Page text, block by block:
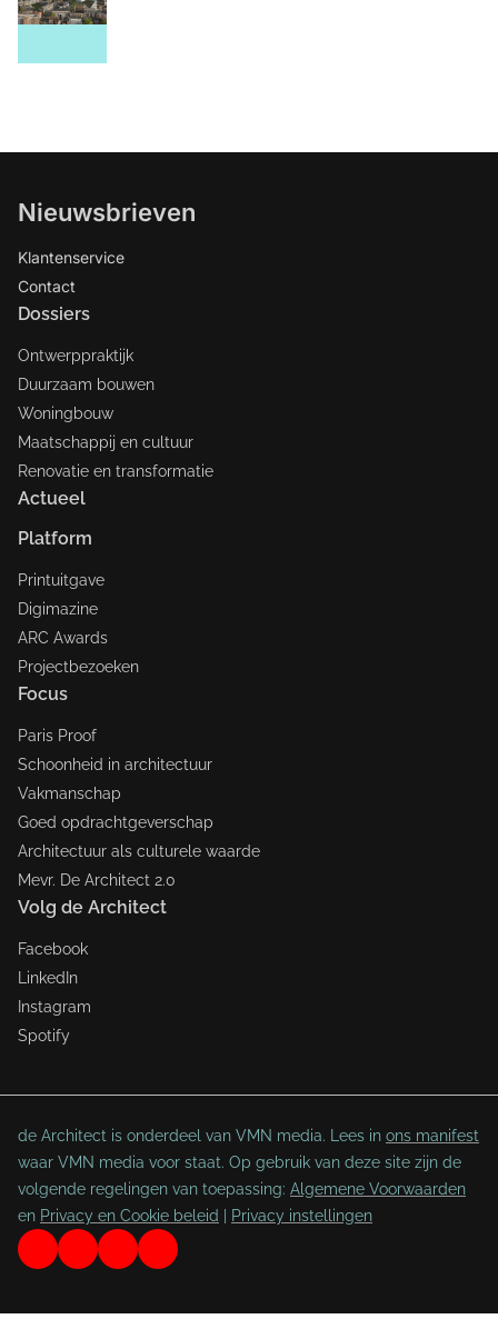
Nieuwsbrieven
Klantenservice
Contact
Dossiers
Ontwerppraktijk
Duurzaam bouwen
Woningbouw
Maatschappij en cultuur
Renovatie en transformatie
Actueel
Platform
Printuitgave
Digimazine
ARC Awards
Projectbezoeken
Focus
Paris Proof
Schoonheid in architectuur
Vakmanschap
Goed opdrachtgeverschap
Architectuur als culturele waarde
Mevr. De Architect 2.0
Volg de Architect
Facebook
LinkedIn
Instagram
Spotify
de Architect is onderdeel van VMN media. Lees in ons manifest
waar VMN media voor staat. Op gebruik van deze site zijn de
volgende regelingen van toepassing: Algemene Voorwaarden
en Privacy en Cookie beleid Privacy instellingen